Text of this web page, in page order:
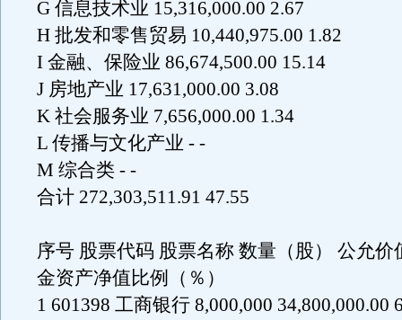
G 信息技术业 15,316,000.00 2.67
H 批发和零售贸易 10,440,975.00 1.82
I 金融、保险业 86,674,500.00 15.14
J 房地产业 17,631,000.00 3.08
K 社会服务业 7,656,000.00 1.34
L 传播与文化产业 - -
M 综合类 - -
合计 272,303,511.91 47.55
序号 股票代码 股票名称 数量（股） 公允价
金资产净值比例（％）
1 601398 工商银行 8,000,000 34,800,000.00